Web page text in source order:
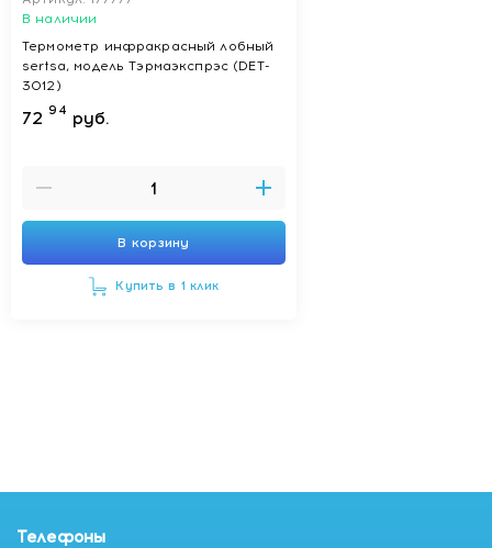
В наличии
Термометр инфракрасный лобный
sertsa, модель Тэрмаэкспрэс (DET-
3012)
72 94 руб.
В корзину
Купить в 1 клик
Телефоны